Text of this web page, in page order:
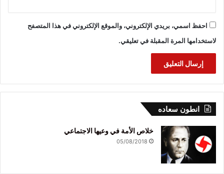
احفظ اسمي، بريدي الإلكتروني، والموقع الإلكتروني في هذا المتصفح
لاستخدامها المرة المقبلة في تعليقي.
انطون سعاده
خلاص الأمة في وعيها الاجتماعي
05/08/2018